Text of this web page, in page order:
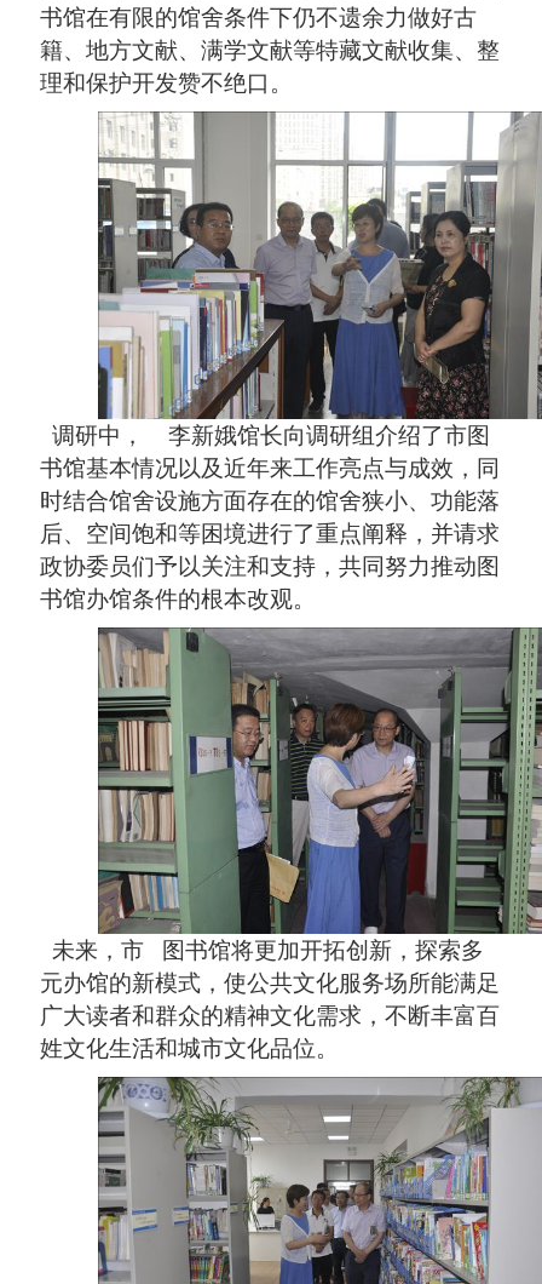
书馆在有限的馆舍条件下仍不遗余力做好古
籍、地方文献、满学文献等特藏文献收集、整
理和保护开发赞不绝口。
调研中， 李新娥馆长向调研组介绍了市图
书馆基本情况以及近年来工作亮点与成效，同
时结合馆舍设施方面存在的馆舍狭小、功能落
后、空间饱和等困境进行了重点阐释，并请求
政协委员们予以关注和支持，共同努力推动图
书馆办馆条件的根本改观。
未来，市 图书馆将更加开拓创新，探索多
元办馆的新模式，使公共文化服务场所能满足
广大读者和群众的精神文化需求，不断丰富百
姓文化生活和城市文化品位。